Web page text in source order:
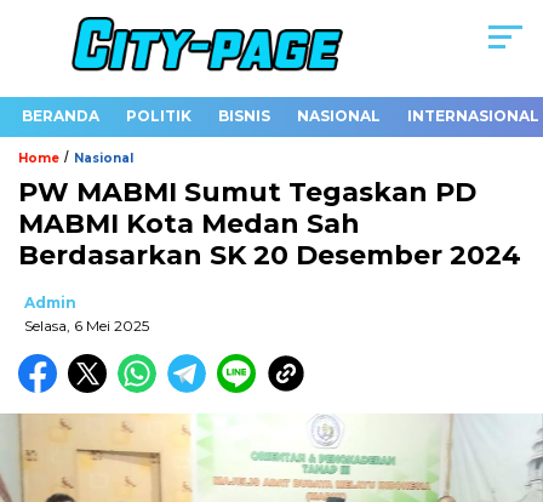
BERANDA POLITIK BISNIS NASIONAL INTERNASIONAL
Home / Nasional
PW MABMI Sumut Tegaskan PD
MABMI Kota Medan Sah
Berdasarkan SK 20 Desember 2024
Admin
Selasa, 6 Mei 2025